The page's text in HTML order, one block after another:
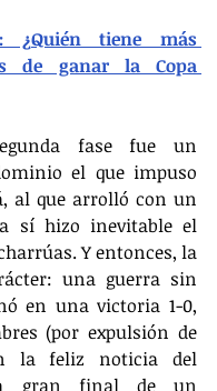
¿Quién tiene más
de ganar la Copa
fase fue un
el que impuso
al que arrolló con un
sí hizo inevitable el
Y entonces, la
una guerra sin
en una victoria 1-0,
(por expulsión de
la feliz noticia del
gran final de un